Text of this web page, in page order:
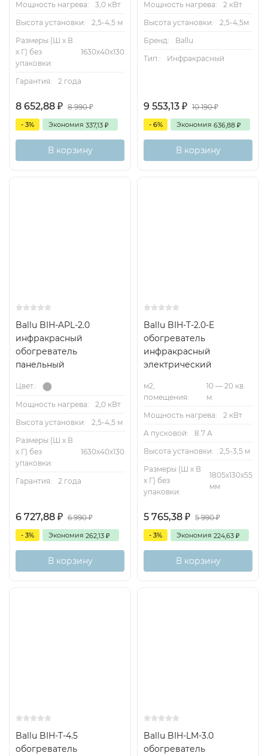
Мощность нагрева:
3,0 кВт
Высота установки:
2,5-4,5 м
Размеры (Ш х В
х Г) без
упаковки:
1630х40х130
Гарантия: 2 года
8 652,88 ₽ 8 990₽
- 3% Экономия 337,13 ₽
В корзину
Мощность нагрева:
2 кВт
Высота установки:
2,5-4,5м
Бренд:
Ballu
Тип.:
Инфракрасный
9 553,13 ₽ 10 190₽
- 6% Экономия 636,88 ₽
В корзину
Ballu BIH-APL-2.0
инфракрасный
обогреватель
панельный
Цвет.:
Мощность нагрева:
2,0 кВт
Высота установки:
2,5-4,5 м
Размеры (Ш х В
х Г) без
упаковки:
1630х40х130
Гарантия: 2 года
6 727,88 ₽ 6 990₽
- 3% Экономия 262,13 ₽
В корзину
Ballu BIH-T-2.0-E
обогреватель
инфракрасный
электрический
м2,
помещения:
10 — 20 кв.
м.
Мощность нагрева:
2 кВт
A пусковой:
8.7 А
Высота установки:
2,5-3,5 м
Размеры (Ш х В
х Г) без
упаковки:
1805х130х55
мм
5 765,38 ₽ 5 990₽
- 3% Экономия 224,63 ₽
В корзину
Ballu BIH-T-4.5
обогреватель
Ballu BIH-LM-3.0
обогреватель